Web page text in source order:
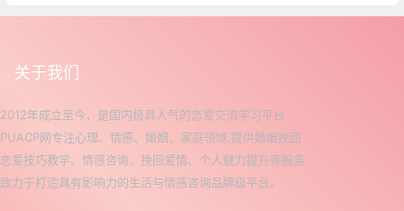
关于我们
2012年成立至今，是国内极具人气的恋爱交流学习平台
PUACP网专注心理、情感、婚姻、家庭领域,提供婚姻挽回
恋爱技巧教学、情感咨询、挽回爱情、个人魅力提升等服务
致力于打造具有影响力的生活与情感咨询品牌级平台。